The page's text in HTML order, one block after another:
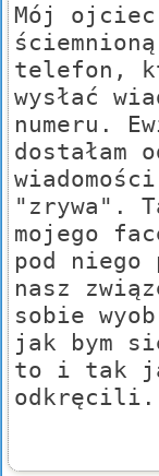
Mój
telefon,
wysłać
numeru.
dostałam
"zrywa".
mojego
pod niego
nasz
sobie
jak bym
to i tak
odkręcili.